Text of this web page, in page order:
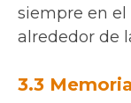
siempre en el
alrededor de
3.3